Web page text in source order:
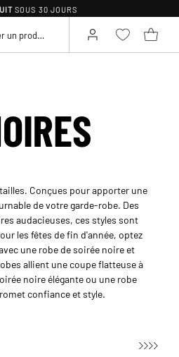
SOUS 30 JOURS
Conçues pour apporter une
de votre garde-robe. Des
audacieuses, ces styles sont
les fêtes de fin d'année, optez
une robe de soirée noire et
allient une coupe flatteuse à
noire élégante ou une robe
confiance et style.